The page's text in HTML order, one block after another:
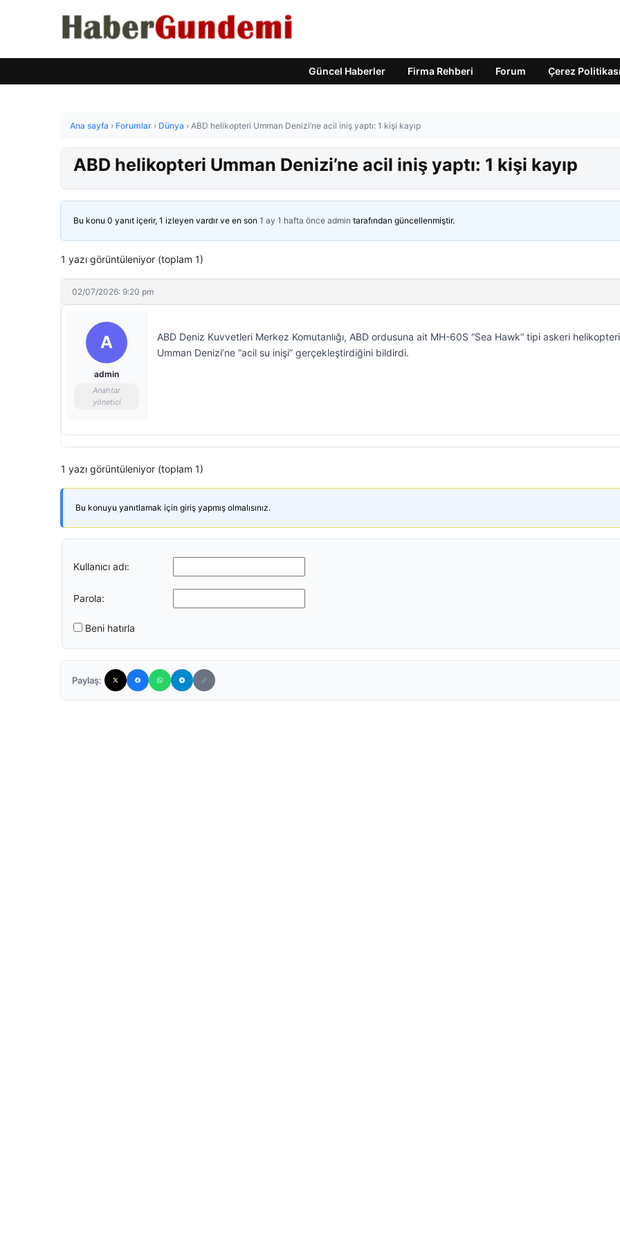
Güncel Haberler Firma Rehberi Forum Çerez Politikası
Ana sayfa › Forumlar › Dünya › ABD helikopteri Umman Denizi’ne acil iniş yaptı: 1 kişi kayıp
ABD helikopteri Umman Denizi’ne acil iniş yaptı: 1 kişi kayıp
Bu konu 0 yanıt içerir, 1 izleyen vardır ve en son 1 ay 1 hafta önce admin tarafından güncellenmiştir.
1 yazı görüntüleniyor (toplam 1)
02/07/2026: 9:20 pm
A
admin
Anahtar
yönetici
ABD Deniz Kuvvetleri Merkez Komutanlığı, ABD ordusuna ait MH-60S “Sea Hawk” tipi askeri
Umman Denizi’ne “acil su inişi” gerçekleştirdiğini bildirdi.
1 yazı görüntüleniyor (toplam 1)
Bu konuyu yanıtlamak için giriş yapmış olmalısınız.
Kullanıcı adı:
Parola:
Beni hatırla
Paylaş: